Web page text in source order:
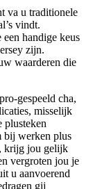
va u traditionele
vindt.
handige keus
zijn.
waarderen die
gespeeld cha,
misselijk
plusteken
bij werken plus
krijg jou gelijk
vergroten jou je
u aanvoerend
gij